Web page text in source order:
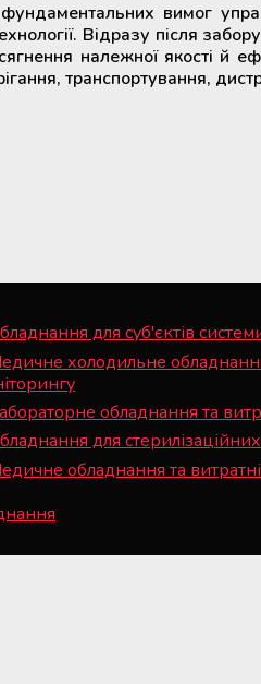
вимог
Відразу після
належної якості й
транспортування,
для суб'єктів
холодильне
обладнання та
для
обладнання та витратні